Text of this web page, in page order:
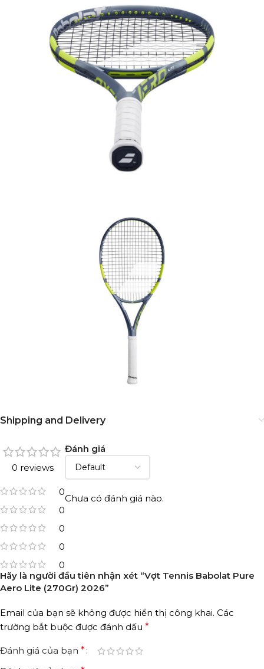
Shipping and Delivery
0 reviews
0
0
0
0
0
Đánh giá
Chưa có đánh giá nào.
Hãy là người đầu tiên nhận xét “Vợt Tennis Babolat Pure
Aero Lite (270Gr) 2026”
Email của bạn sẽ không được hiển thị công khai. Các
trường bắt buộc được đánh dấu *
Đánh giá của bạn *